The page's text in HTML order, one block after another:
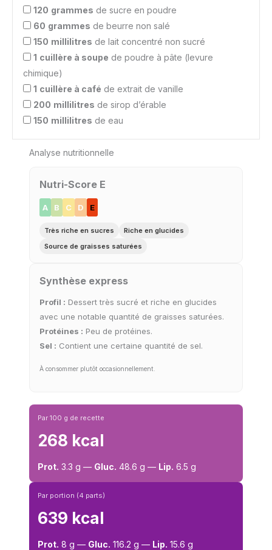
120 grammes de sucre en poudre
60 grammes de beurre non salé
150 millilitres de lait concentré non sucré
1 cuillère à soupe de poudre à pâte (levure
chimique)
1 cuillère à café de extrait de vanille
200 millilitres de sirop d’érable
150 millilitres de eau
Analyse nutritionnelle
Nutri-Score E
A B C D E
Très riche en sucres
Riche en glucides
Source de graisses saturées
Synthèse express
Profil : Dessert très sucré et riche en glucides
avec une notable quantité de graisses saturées.
Protéines : Peu de protéines.
Sel : Contient une certaine quantité de sel.
À consommer plutôt occasionnellement.
Par 100 g de recette
268 kcal
Prot. 3.3 g — Gluc. 48.6 g — Lip. 6.5 g
Par portion (4 parts)
639 kcal
Prot. 8 g — Gluc. 116.2 g — Lip. 15.6 g